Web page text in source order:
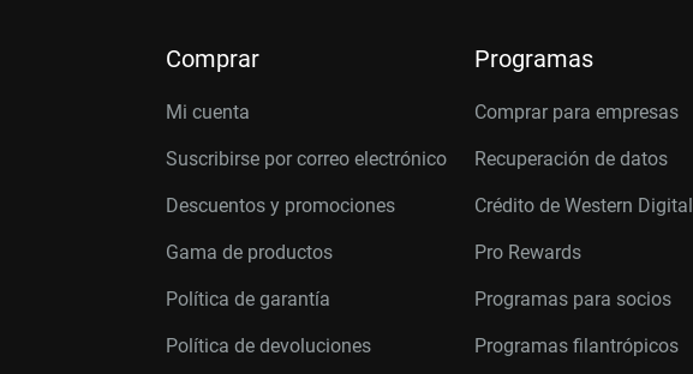
Comprar
Mi cuenta
Suscribirse por correo electrónico
Descuentos y promociones
Gama de productos
Política de garantía
Política de devoluciones
Programas
Comprar para empresas
Recuperación de datos
Crédito de Western Digital
Pro Rewards
Programas para socios
Programas filantrópicos